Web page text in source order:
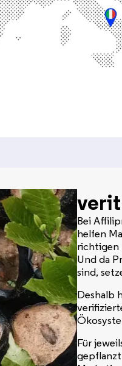
Bei
helfen
richtigen
Und da
sind,
Deshalb
Für